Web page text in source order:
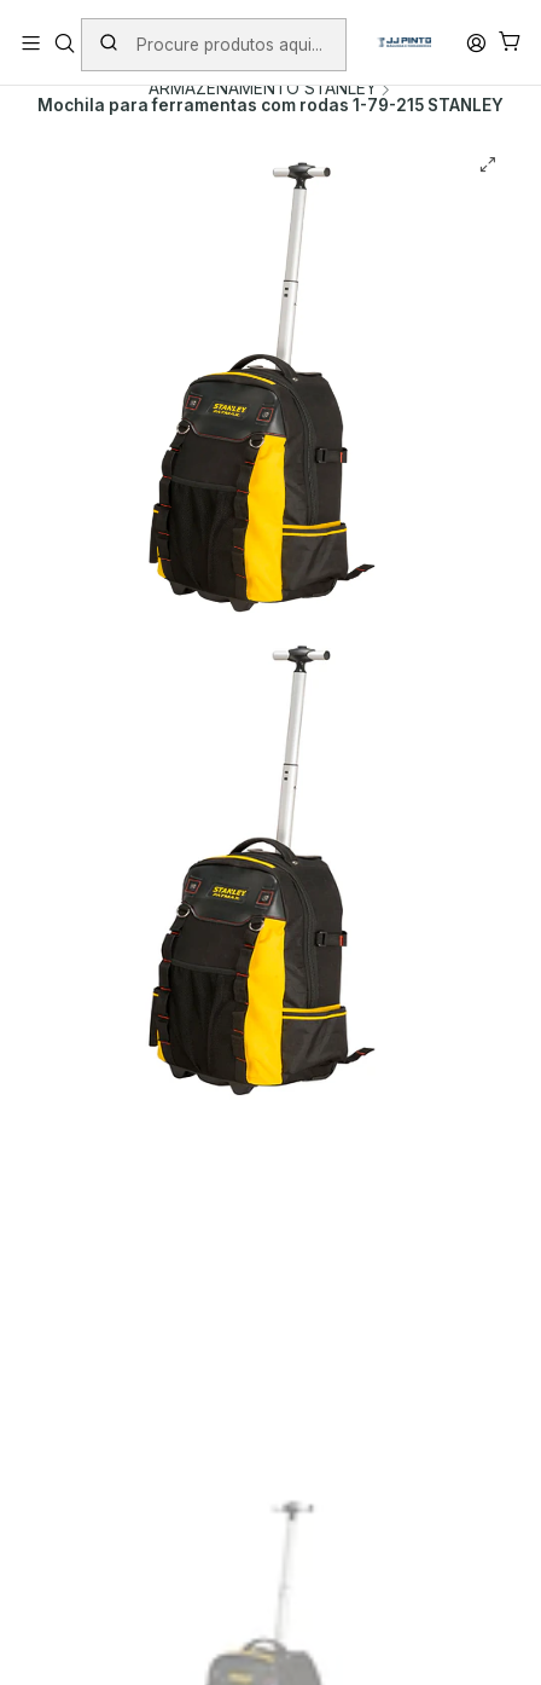
PORTES INCLUÍDOS EM ENCOMENDAS +75€ (excepto ilhas)
Início PRODUTOS
MALAS DE FERRAMENTA
ARMAZENAMENTO STANLEY
Mochila para ferramentas com rodas 1-79-215 STANLEY